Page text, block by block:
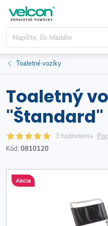
obsah
Toaletné vozíky
Toaletný
"Štandard"
3 hodnotenia
Kód: 0810120
Akcia